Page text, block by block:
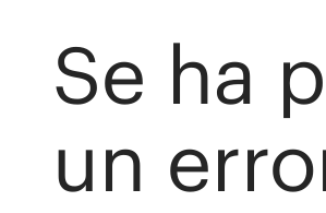
Se ha
un